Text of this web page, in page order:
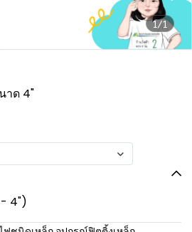
1/1
าด 4"
- 4")